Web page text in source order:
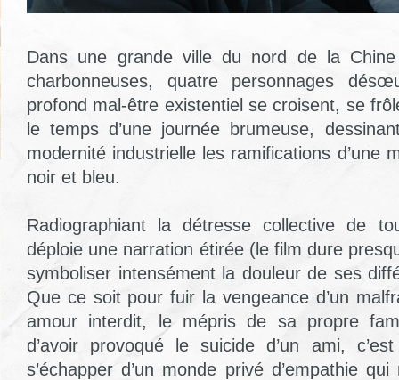
Dans une grande ville du nord de la
charbonneuses, quatre personnages
profond mal-être existentiel se croisent, se
le temps d’une journée brumeuse,
modernité industrielle les ramifications d’une
noir et bleu.
Radiographiant la détresse collective de
déploie une narration étirée (le film dure
symboliser intensément la douleur de ses
Que ce soit pour fuir la vengeance d’un
amour interdit, le mépris de sa propre
d’avoir provoqué le suicide d’un ami,
s’échapper d’un monde privé d’empathie